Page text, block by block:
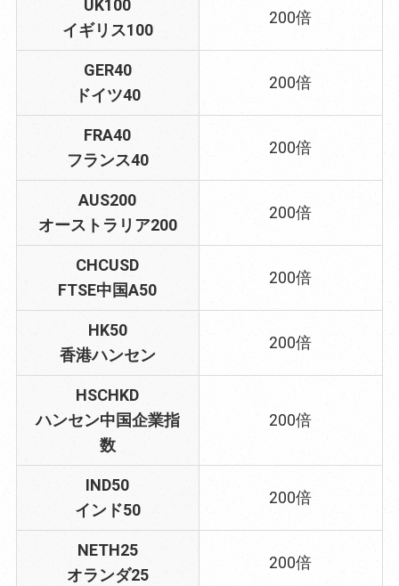
UK100
イギリス100
200倍
GER40
ドイツ40
200倍
FRA40
フランス40
200倍
AUS200
オーストラリア200
200倍
CHCUSD
FTSE中国A50
200倍
HK50
香港ハンセン
200倍
HSCHKD
ハンセン中国企業指
数
200倍
IND50
インド50
200倍
NETH25
オランダ25
200倍